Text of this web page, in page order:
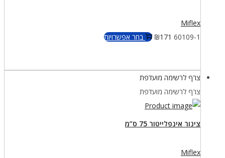
בעמוד
Miflex
60109-1
₪171 בחר אפשרויותלמוצר
צרף לרשימה מועדפת
צרף לרשימה מועדפת
צינור אינפלייטור 75 ס”מ
Miflex